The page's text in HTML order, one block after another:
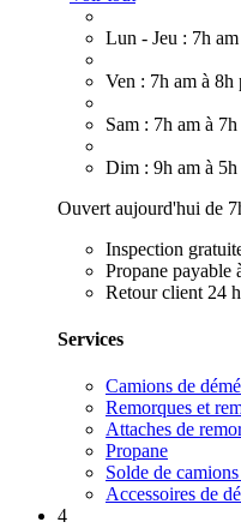
Lun - Jeu : 7h
Ven : 7h am à 8h
Sam : 7h am à
Dim : 9h am à 5h
Ouvert aujourd'hui de
Inspection
Propane payable
Retour client 24
Services
Camions de
Remorques et
Attaches de
Propane
Solde de
Accessoires de
4